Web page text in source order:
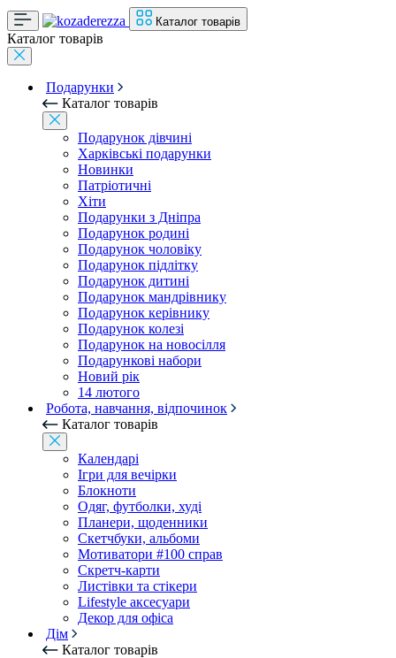
Каталог товарів
Каталог товарів
Подарунки
Каталог товарів
Подарунок дівчині
Харківські подарунки
Новинки
Патріотичні
Хіти
Подарунки з Дніпра
Подарунок родині
Подарунок чоловіку
Подарунок підлітку
Подарунок дитині
Подарунок мандрівнику
Подарунок керівнику
Подарунок колезі
Подарунок на новосілля
Подарункові набори
Новий рік
14 лютого
Робота, навчання, відпочинок
Каталог товарів
Календарі
Ігри для вечірки
Блокноти
Одяг, футболки, худі
Планери, щоденники
Скетчбуки, альбоми
Мотиватори #100 справ
Скретч-карти
Листівки та стікери
Lifestyle аксесуари
Декор для офіса
Дім
Каталог товарів